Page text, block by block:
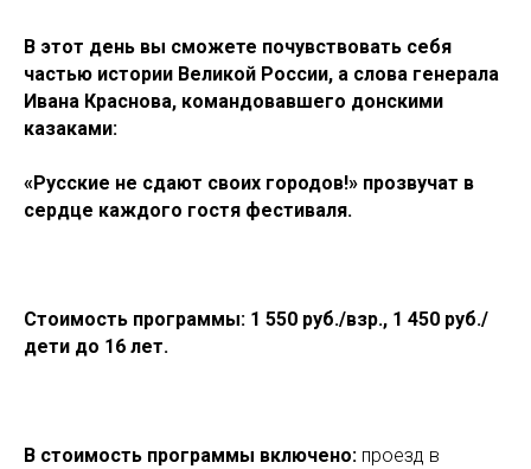
В этот день вы сможете почувствовать себя
частью истории Великой России, а слова генерала
Ивана Краснова, командовавшего донскими
казаками:
«Русские не сдают своих городов!» прозвучат в
сердце каждого гостя фестиваля.
Стоимость программы: 1 550 руб./взр., 1 450 руб./
дети до 16 лет.
В стоимость программы включено: проезд в